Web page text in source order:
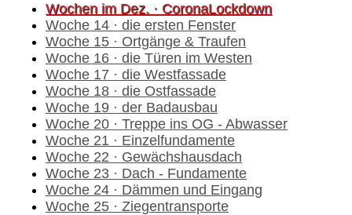
Wochen im Dez. · CoronaLockdown
Woche 14 · die ersten Fenster
Woche 15 · Ortgänge & Traufen
Woche 16 · die Türen im Westen
Woche 17 · die Westfassade
Woche 18 · die Ostfassade
Woche 19 · der Badausbau
Woche 20 · Treppe ins OG - Abwasser
Woche 21 · Einzelfundamente
Woche 22 · Gewächshausdach
Woche 23 · Dach - Fundamente
Woche 24 · Dämmen und Eingang
Woche 25 · Ziegentransporte